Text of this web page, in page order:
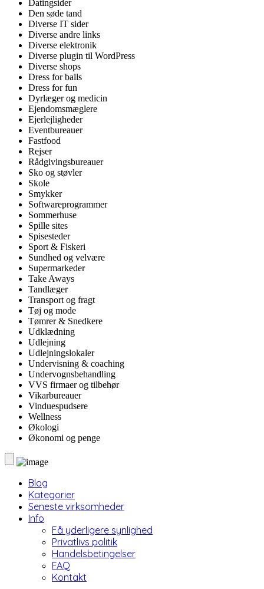
Datingsider
Den søde tand
Diverse IT sider
Diverse andre links
Diverse elektronik
Diverse plugin til WordPress
Diverse shops
Dress for balls
Dress for fun
Dyrlæger og medicin
Ejendomsmæglere
Ejerlejligheder
Eventbureauer
Fastfood
Rejser
Rådgivingsbureauer
Sko og støvler
Skole
Smykker
Softwareprogrammer
Sommerhuse
Spille sites
Spisesteder
Sport & Fiskeri
Sundhed og velvære
Supermarkeder
Take Aways
Tandlæger
Transport og fragt
Tøj og mode
Tømrer & Snedkere
Udklædning
Udlejning
Udlejningslokaler
Undervisning & coaching
Undervognsbehandling
VVS firmaer og tilbehør
Vikarbureauer
Vinduespudsere
Wellness
Økologi
Økonomi og penge
Blog
Kategorier
Seneste virksomheder
Info
Få yderligere synlighed
Privatlivs politik
Handelsbetingelser
FAQ
Kontakt